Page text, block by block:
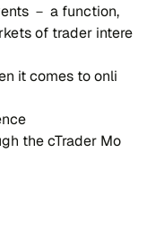
－ a fun​ction,
of tra​der in​te​re​
it co​mes to on​li​
the cTra​der Mo​